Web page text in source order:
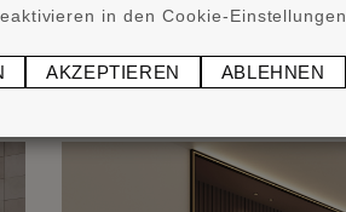
in den Cookie-Einstellungen.
AKZEPTIEREN ABLEHNEN